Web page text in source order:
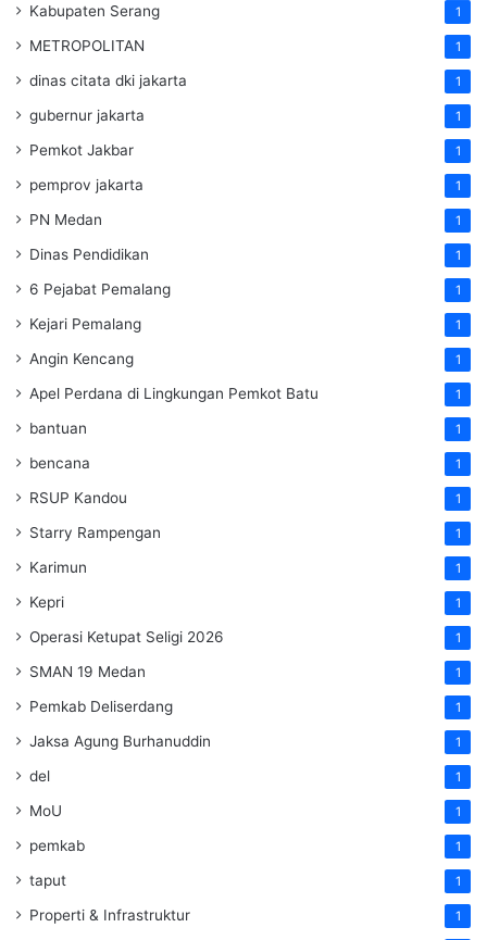
Kabupaten Serang 1
METROPOLITAN 1
dinas citata dki jakarta 1
gubernur jakarta 1
Pemkot Jakbar 1
pemprov jakarta 1
PN Medan 1
Dinas Pendidikan 1
6 Pejabat Pemalang 1
Kejari Pemalang 1
Angin Kencang 1
Apel Perdana di Lingkungan Pemkot Batu 1
bantuan 1
bencana 1
RSUP Kandou 1
Starry Rampengan 1
Karimun 1
Kepri 1
Operasi Ketupat Seligi 2026 1
SMAN 19 Medan 1
Pemkab Deliserdang 1
Jaksa Agung Burhanuddin 1
del 1
MoU 1
pemkab 1
taput 1
Properti & Infrastruktur 1